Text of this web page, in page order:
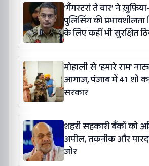
‘गैंगस्टरां ते वार’ ने
पुलिसिंग की प्रभावशीलता
के लिए कहीं भी सुरक्षित
गौरव यादव
मोहाली से ‘हमारे राम’
आगाज, पंजाब में 41 शो
सरकार
शहरी सहकारी बैंकों को
अपील, तकनीक और
जोर